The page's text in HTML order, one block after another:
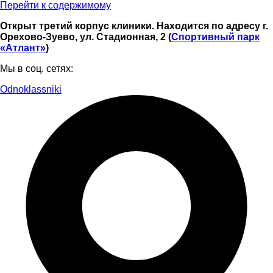
Перейти к содержимому
Открыт третий корпус клиники. Находится по адресу г.
Орехово-Зуево, ул. Стадионная, 2 (Спортивный парк
«Атлант»)
Мы в соц. сетях:
Odnoklassniki